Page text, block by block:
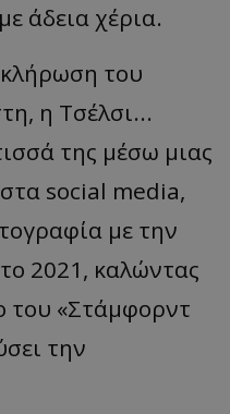
άδεια χέρια.
του
η Τσέλσι...
της μέσω μιας
social media,
με την
2021, καλώντας
του «Στάμφορντ
την